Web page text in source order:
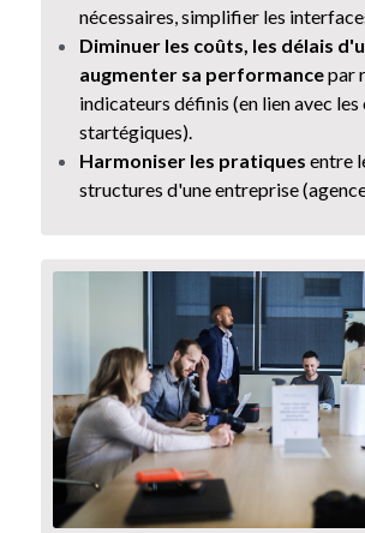
nécessaires, simplifier les
Diminuer les coûts, les délais
augmenter sa performance par
indicateurs définis (en lien avec
startégiques).
Harmoniser les pratiques entre
structures d'une entreprise